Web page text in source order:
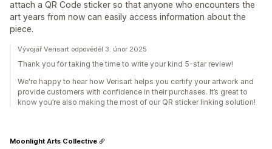
attach a QR Code sticker so that anyone who encounters the
art years from now can easily access information about the
piece.
Vývojář Verisart odpověděl 3. únor 2025
Thank you for taking the time to write your kind 5-star review!
We're happy to hear how Verisart helps you certify your artwork and
provide customers with confidence in their purchases. It’s great to
know you’re also making the most of our QR sticker linking solution!
Moonlight Arts Collective